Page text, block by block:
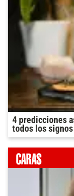
4 predicciones
todos los signos